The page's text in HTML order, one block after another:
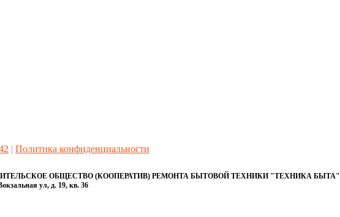
| Политика конфиденциальности
ОБЩЕСТВО (КООПЕРАТИВ) РЕМОНТА БЫТОВОЙ ТЕХНИКИ "ТЕХНИКА БЫТА"
ул, д. 19, кв. 36